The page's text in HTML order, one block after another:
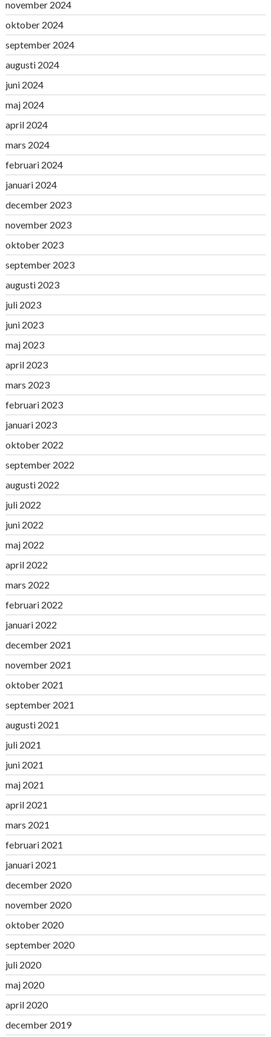
november 2024
oktober 2024
september 2024
augusti 2024
juni 2024
maj 2024
april 2024
mars 2024
februari 2024
januari 2024
december 2023
november 2023
oktober 2023
september 2023
augusti 2023
juli 2023
juni 2023
maj 2023
april 2023
mars 2023
februari 2023
januari 2023
oktober 2022
september 2022
augusti 2022
juli 2022
juni 2022
maj 2022
april 2022
mars 2022
februari 2022
januari 2022
december 2021
november 2021
oktober 2021
september 2021
augusti 2021
juli 2021
juni 2021
maj 2021
april 2021
mars 2021
februari 2021
januari 2021
december 2020
november 2020
oktober 2020
september 2020
juli 2020
maj 2020
april 2020
december 2019